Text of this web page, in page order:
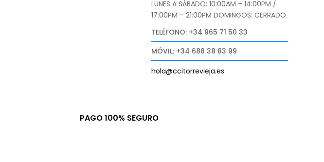
LUNES A SÁBADO: 10:00AM – 14:00PM /
17:00PM – 21:00PM DOMINGOS: CERRADO
TELÉFONO: +34 965 71 50 33
MÓVIL: +34 688 38 83 99
hola@ccitorrevieja.es
PAGO 100% SEGURO